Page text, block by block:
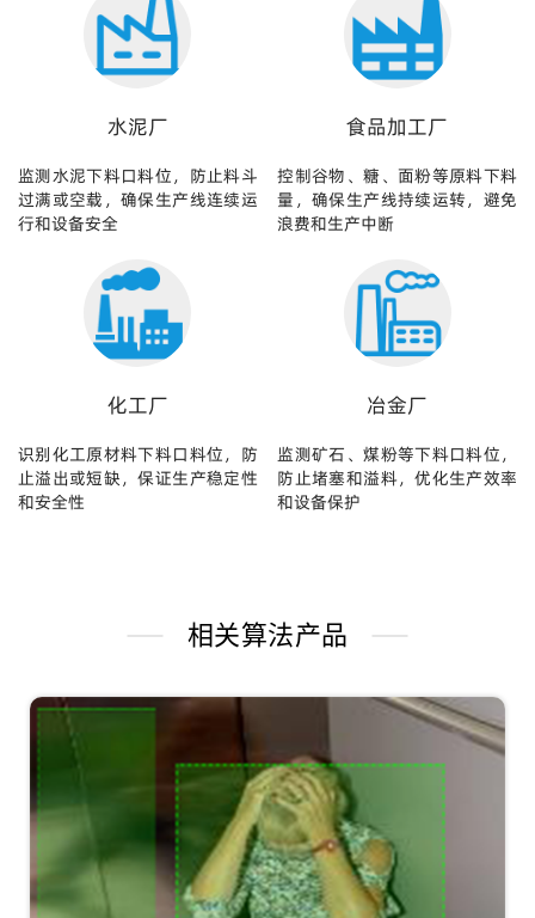
水泥厂
监测水泥下料口料位，防止料斗
过满或空载，确保生产线连续运
行和设备安全
食品加工厂
控制谷物、糖、面粉等原料下料
量，确保生产线持续运转，避免
浪费和生产中断
化工厂
识别化工原材料下料口料位，防
止溢出或短缺，保证生产稳定性
和安全性
冶金厂
监测矿石、煤粉等下料口料位，
防止堵塞和溢料，优化生产效率
和设备保护
相关算法产品